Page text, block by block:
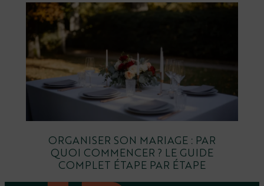
ORGANISER SON MARIAGE : PAR
QUOI COMMENCER ? LE GUIDE
COMPLET ÉTAPE PAR ÉTAPE